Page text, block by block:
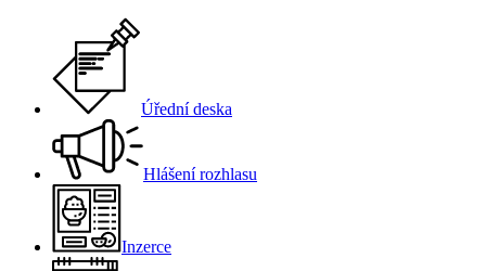
Úřední deska
Hlášení rozhlasu
Inzerce